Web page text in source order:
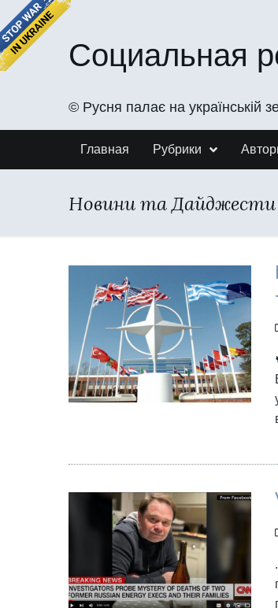
Социальная
©️ Русня палає на українській
Главная Рубрики
Новини та Дайджести